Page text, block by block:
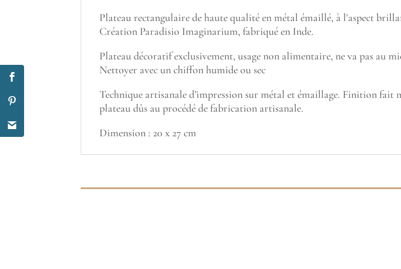
Plateau rectangulaire de haute qualité en métal émaillé, à l'aspect
Création Paradisio Imaginarium, fabriqué en Inde.
Plateau décoratif exclusivement, usage non alimentaire, ne va pas au
Nettoyer avec un chiffon humide ou sec
Technique artisanale d’impression sur métal et émaillage. Finition
plateau dûs au procédé de fabrication artisanale.
Dimension : 20 x 27 cm